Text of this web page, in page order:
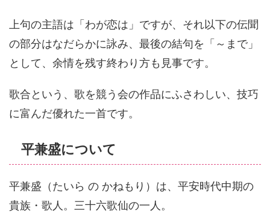
上句の主語は「わが恋は」ですが、それ以下の伝聞
の部分はなだらかに詠み、最後の結句を「～まで」
として、余情を残す終わり方も見事です。
歌合という、歌を競う会の作品にふさわしい、技巧
に富んだ優れた一首です。
平兼盛について
平兼盛（たいら の かねもり）は、平安時代中期の
貴族・歌人。三十六歌仙の一人。